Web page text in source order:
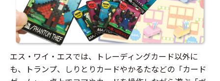
エス・ワイ・エスでは、トレーディングカード以外に
も、トランプ、しりとりカードやかるたなどの「カード